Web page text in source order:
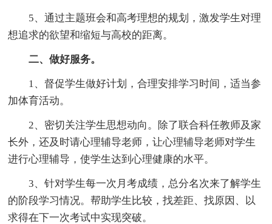
5、通过主题班会和高考理想的规划，激发学生对理
想追求的欲望和缩短与高校的距离。
二、做好服务。
1、督促学生做好计划，合理安排学习时间，适当参
加体育活动。
2、密切关注学生思想动向。除了联合科任教师及家
长外，还及时请心理辅导老师，让心理辅导老师对学生
进行心理辅导，使学生达到心理健康的水平。
3、针对学生每一次月考成绩，总分名次来了解学生
的阶段学习情况。帮助学生比较，找差距、找原因、以
求得在下一次考试中实现突破。